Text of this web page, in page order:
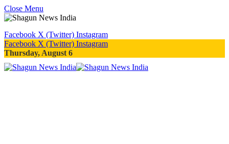
Close Menu
Facebook X (Twitter) Instagram
Facebook X (Twitter) Instagram
Thursday, August 6